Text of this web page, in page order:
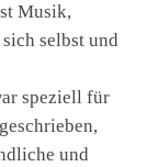
Musik,
selbst und
speziell für
und